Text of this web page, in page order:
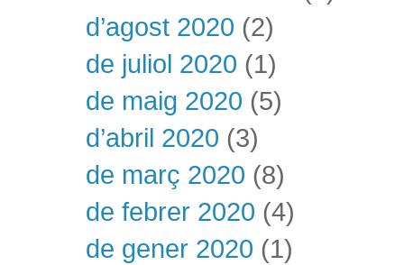
d’agost 2020 (2)
de juliol 2020 (1)
de maig 2020 (5)
d’abril 2020 (3)
de març 2020 (8)
de febrer 2020 (4)
de gener 2020 (1)